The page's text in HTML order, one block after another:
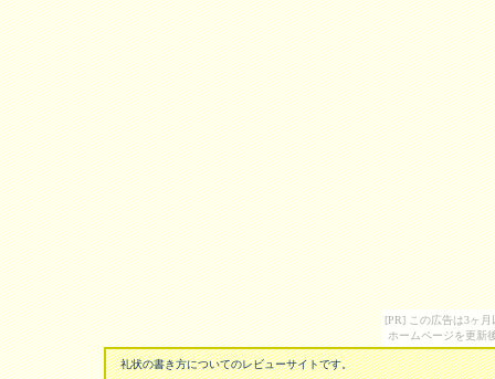
[PR] この広告は3ヶ
ホームページを更新
礼状の書き方についてのレビューサイトです。